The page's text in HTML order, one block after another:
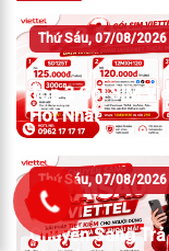
Thứ Sáu, 07/08/2026
Top 3 Gói SIM
Hot Nhất
Thứ Sáu, 07/08/2026
Chuyển Sang Trả